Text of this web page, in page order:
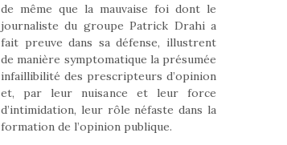
de même que la mauvaise foi dont le
journaliste du groupe Patrick Drahi a
fait preuve dans sa défense, illustrent
de manière symptomatique la présumée
infaillibilité des prescripteurs d’opinion
et, par leur nuisance et leur force
d’intimidation, leur rôle néfaste dans la
formation de l’opinion publique.